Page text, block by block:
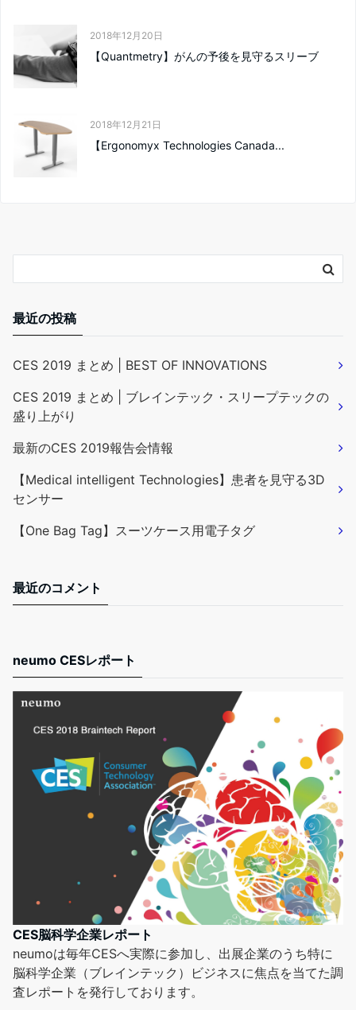
2018年12月20日
【Quantmetry】がんの予後を見守るスリーブ
2018年12月21日
【Ergonomyx Technologies Canada...
最近の投稿
CES 2019 まとめ | BEST OF INNOVATIONS
CES 2019 まとめ | ブレインテック・スリープテックの
盛り上がり
最新のCES 2019報告会情報
【Medical intelligent Technologies】患者を見守る3D
センサー
【One Bag Tag】スーツケース用電子タグ
最近のコメント
neumo CESレポート
CES脳科学企業レポート
neumoは毎年CESへ実際に参加し、出展企業のうち特に
脳科学企業（ブレインテック）ビジネスに焦点を当てた調
査レポートを発行しております。